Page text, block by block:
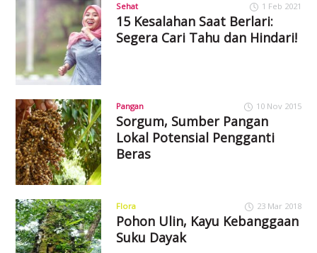
Sehat 1 Feb 2021
15 Kesalahan Saat Berlari:
Segera Cari Tahu dan Hindari!
Pangan 10 Nov 2015
Sorgum, Sumber Pangan
Lokal Potensial Pengganti
Beras
Flora 23 Mar 2018
Pohon Ulin, Kayu Kebanggaan
Suku Dayak